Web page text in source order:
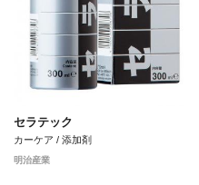
セラテック
カーケア / 添加剤
明治産業